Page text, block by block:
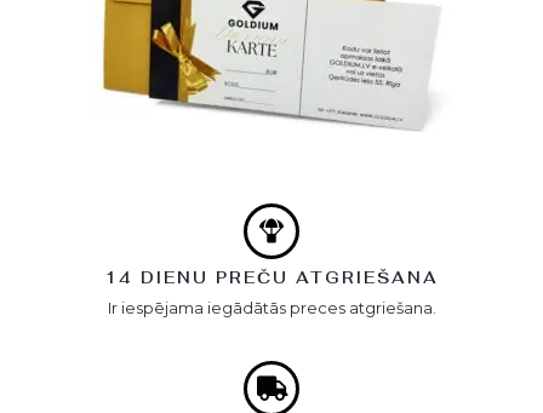
14 DIENU PREČU ATGRIEŠANA
Ir iespējama iegādātās preces atgriešana.